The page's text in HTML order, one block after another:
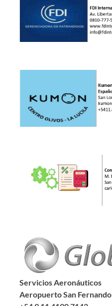
Servicios Aeronáuticos
Aeropuerto San Fernando